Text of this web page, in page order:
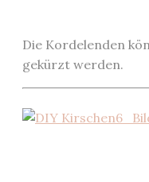
Die Kordelenden
gekürzt werden.